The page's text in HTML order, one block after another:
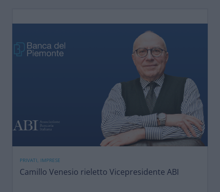
PRIVATI, IMPRESE
Camillo Venesio rieletto Vicepresidente ABI